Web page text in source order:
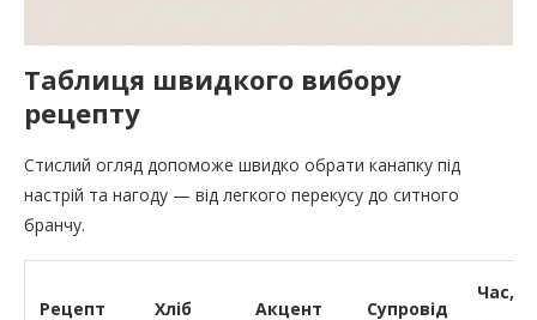
Таблиця швидкого вибору
рецепту
Стислий огляд допоможе швидко обрати канапку під
настрій та нагоду — від легкого перекусу до ситного
бранчу.
Рецепт Хліб Акцент Супровід
Час,